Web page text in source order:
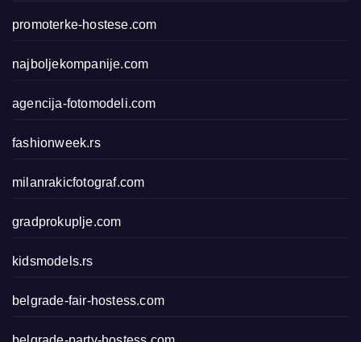
promoterke-hostese.com
najboljekompanije.com
agencija-fotomodeli.com
fashionweek.rs
milanrakicfotograf.com
gradprokuplje.com
kidsmodels.rs
belgrade-fair-hostess.com